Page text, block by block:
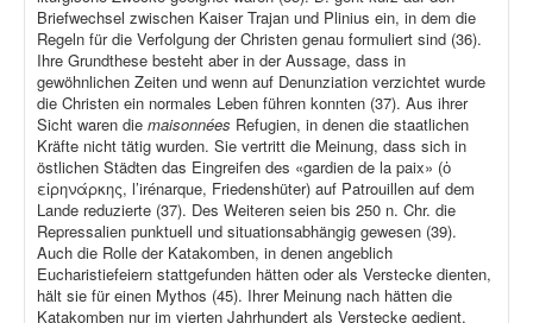
Briefwechsel zwischen Kaiser Trajan und Plinius ein, in dem die
Regeln für die Verfolgung der Christen genau formuliert sind (36).
Ihre Grundthese besteht aber in der Aussage, dass in
gewöhnlichen Zeiten und wenn auf Denunziation verzichtet wurde
die Christen ein normales Leben führen konnten (37). Aus ihrer
Sicht waren die maisonnées Refugien, in denen die staatlichen
Kräfte nicht tätig wurden. Sie vertritt die Meinung, dass sich in
östlichen Städten das Eingreifen des «gardien de la paix» (ὁ
εἰρηνάρκης, l’irénarque, Friedenshüter) auf Patrouillen auf dem
Lande reduzierte (37). Des Weiteren seien bis 250 n. Chr. die
Repressalien punktuell und situationsabhängig gewesen (39).
Auch die Rolle der Katakomben, in denen angeblich
Eucharistiefeiern stattgefunden hätten oder als Verstecke dienten,
hält sie für einen Mythos (45). Ihrer Meinung nach hätten die
Katakomben nur im vierten Jahrhundert als Verstecke gedient,